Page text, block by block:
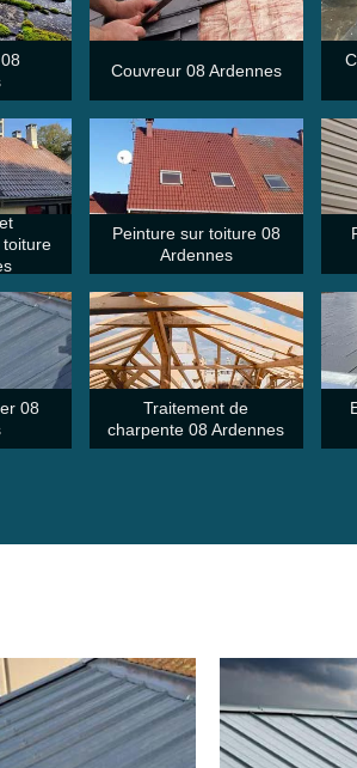
Couvreur 08 Ardennes
toiture
Peinture sur toiture 08
Ardennes
08
Traitement de
charpente 08 Ardennes